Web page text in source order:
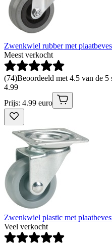
Zwenkwiel rubber met
Meest verkocht
(74)Beoordeeld met 4.5 van de
4.99
Prijs: 4.99 euro
Zwenkwiel plastic met
Veel verkocht